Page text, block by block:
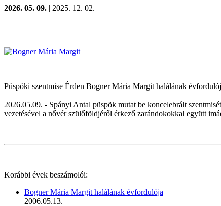
2026. 05. 09. | 2025. 12. 02.
Püspöki szentmise Érden Bogner Mária Margit halálának
2026.05.09. - Spányi Antal püspök mutat be koncelebrált
vezetésével a nővér szülőföldjéről érkező zarándokokkal együtt
Korábbi évek beszámolói:
Bogner Mária Margit halálának évfordulója
2006.05.13.